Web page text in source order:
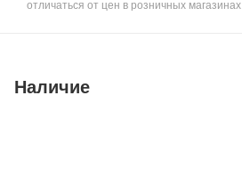
отличаться от цен в розничных магазинах
Наличие